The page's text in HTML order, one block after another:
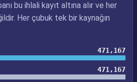
bu ihlali kayıt altına alır ve her
Her çubuk tek bir kaynağın
471,167
471,167